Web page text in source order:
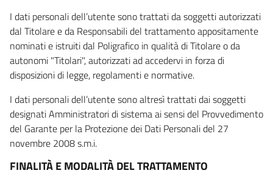
I dati personali dell’utente sono trattati da soggetti autorizzati
dal Titolare e da Responsabili del trattamento appositamente
nominati e istruiti dal Poligrafico in qualità di Titolare o da
autonomi "Titolari", autorizzati ad accedervi in forza di
disposizioni di legge, regolamenti e normative.
I dati personali dell’utente sono altresì trattati dai soggetti
designati Amministratori di sistema ai sensi del Provvedimento
del Garante per la Protezione dei Dati Personali del 27
novembre 2008 s.m.i.
FINALITÀ E MODALITÀ DEL TRATTAMENTO